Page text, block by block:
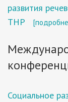
развития
ТНР
Социальное